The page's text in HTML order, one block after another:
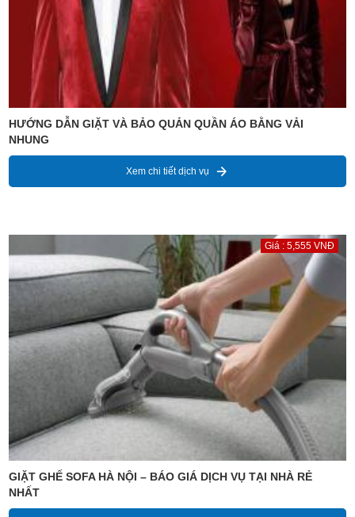
HƯỚNG DẪN GIẶT VÀ BẢO QUẢN QUẦN ÁO BẰNG VẢI
NHUNG
Xem chi tiết dịch vụ
Giá : 5,555 VNĐ
GIẶT GHẾ SOFA HÀ NỘI – BÁO GIÁ DỊCH VỤ TẠI NHÀ RẺ
NHẤT